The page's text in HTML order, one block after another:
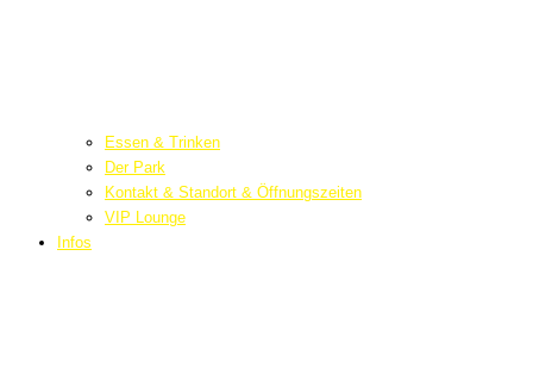
Essen & Trinken
Der Park
Kontakt & Standort & Öffnungszeiten
VIP Lounge
Infos